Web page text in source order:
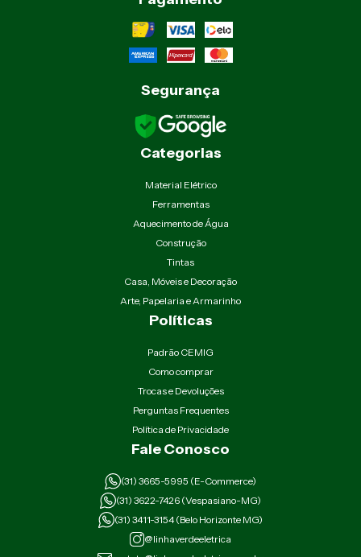
Segurança
Categorias
Material Elétrico
Ferramentas
Aquecimento de Água
Construção
Tintas
Casa, Móveis e Decoração
Arte, Papelaria e Armarinho
Políticas
Padrão CEMIG
Como comprar
Trocas e Devoluções
Perguntas Frequentes
Política de Privacidade
Fale Conosco
(31) 3665-5995 (E-Commerce)
(31) 3622-7426 (Vespasiano-MG)
(31) 3411-3154 (Belo Horizonte MG)
@linhaverdeeletrica